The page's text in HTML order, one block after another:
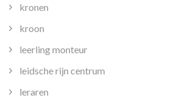
kronen
kroon
leerling monteur
leidsche rijn centrum
leraren